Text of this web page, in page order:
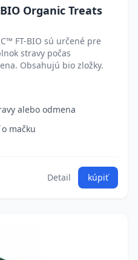
Organic Treats
FT-BIO sú určené pre
stravy počas
Obsahujú bio zložky.
alebo odmena
mačku
Detail kúpiť